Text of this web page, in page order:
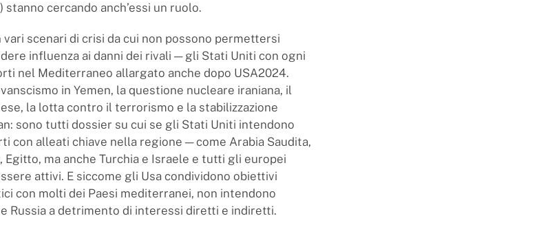
stanno cercando anch’essi un ruolo.
scenari di crisi da cui non possono permettersi
influenza ai danni dei rivali — gli Stati Uniti con ogni
nel Mediterraneo allargato anche dopo USA2024.
in Yemen, la questione nucleare iraniana, il
la lotta contro il terrorismo e la stabilizzazione
sono tutti dossier su cui se gli Stati Uniti intendono
con alleati chiave nella regione — come Arabia Saudita,
Egitto, ma anche Turchia e Israele e tutti gli europei
attivi. E siccome gli Usa condividono obiettivi
con molti dei Paesi mediterranei, non intendono
Russia a detrimento di interessi diretti e indiretti.